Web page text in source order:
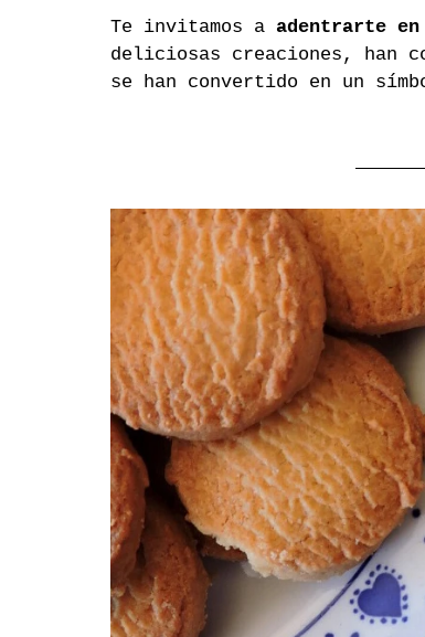
Te invitamos a adentrarte
deliciosas creaciones, han
se han convertido en un